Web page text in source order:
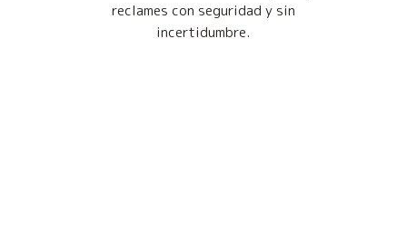
reclames con seguridad y sin
incertidumbre.